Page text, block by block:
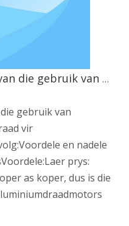
Die voordele en nadele van die gebruik van aluminiumdraad en koperdraad vir waterpompmotors
gebruik van
vir
en nadele
prys:
as koper, dus is die